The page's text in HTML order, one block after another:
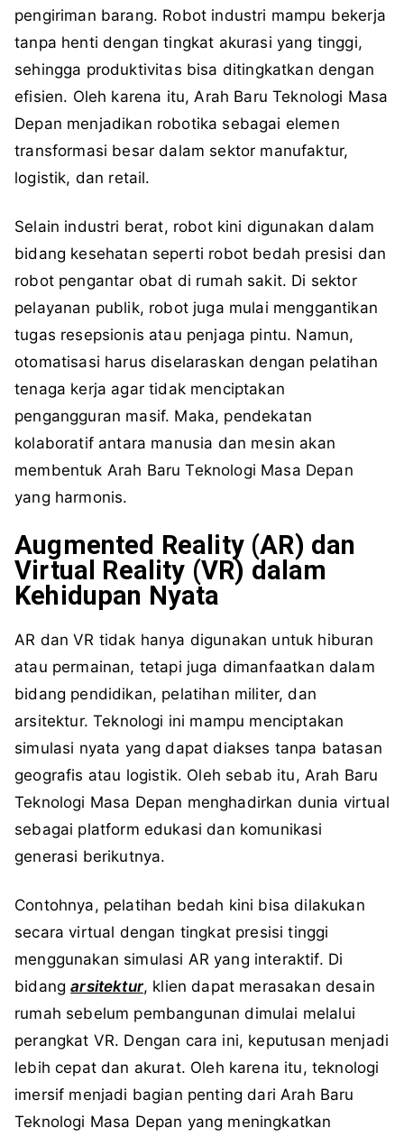
pengiriman barang. Robot industri mampu bekerja
tanpa henti dengan tingkat akurasi yang tinggi,
sehingga produktivitas bisa ditingkatkan dengan
efisien. Oleh karena itu, Arah Baru Teknologi Masa
Depan menjadikan robotika sebagai elemen
transformasi besar dalam sektor manufaktur,
logistik, dan retail.
Selain industri berat, robot kini digunakan dalam
bidang kesehatan seperti robot bedah presisi dan
robot pengantar obat di rumah sakit. Di sektor
pelayanan publik, robot juga mulai menggantikan
tugas resepsionis atau penjaga pintu. Namun,
otomatisasi harus diselaraskan dengan pelatihan
tenaga kerja agar tidak menciptakan
pengangguran masif. Maka, pendekatan
kolaboratif antara manusia dan mesin akan
membentuk Arah Baru Teknologi Masa Depan
yang harmonis.
Augmented Reality (AR) dan
Virtual Reality (VR) dalam
Kehidupan Nyata
AR dan VR tidak hanya digunakan untuk hiburan
atau permainan, tetapi juga dimanfaatkan dalam
bidang pendidikan, pelatihan militer, dan
arsitektur. Teknologi ini mampu menciptakan
simulasi nyata yang dapat diakses tanpa batasan
geografis atau logistik. Oleh sebab itu, Arah Baru
Teknologi Masa Depan menghadirkan dunia virtual
sebagai platform edukasi dan komunikasi
generasi berikutnya.
Contohnya, pelatihan bedah kini bisa dilakukan
secara virtual dengan tingkat presisi tinggi
menggunakan simulasi AR yang interaktif. Di
bidangarsitektur, klien dapat merasakan desain
rumah sebelum pembangunan dimulai melalui
perangkat VR. Dengan cara ini, keputusan menjadi
lebih cepat dan akurat. Oleh karena itu, teknologi
imersif menjadi bagian penting dari Arah Baru
Teknologi Masa Depan yang meningkatkan